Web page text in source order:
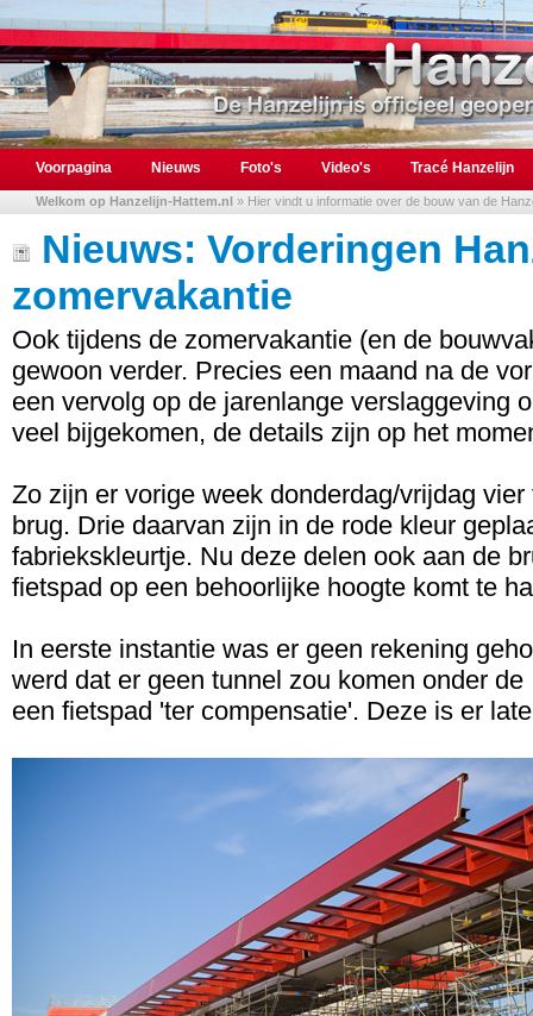
Voorpagina Nieuws Foto's Video's Tracé Hanzelijn
Welkom op Hanzelijn-Hattem.nl » Hier vindt u informatie over de bouw van de
Nieuws: Vorderingen
zomervakantie
Ook tijdens de zomervakantie (en de
gewoon verder. Precies een maand na de
een vervolg op de jarenlange verslaggeving
veel bijgekomen, de details zijn op het
Zo zijn er vorige week donderdag/vrijdag
brug. Drie daarvan zijn in de rode kleur
fabriekskleurtje. Nu deze delen ook aan de
fietspad op een behoorlijke hoogte komt te
In eerste instantie was er geen rekening
werd dat er geen tunnel zou komen onder
een fietspad 'ter compensatie'. Deze is er